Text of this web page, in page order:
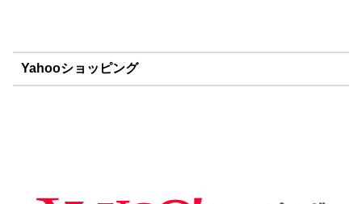
Yahooショッピング